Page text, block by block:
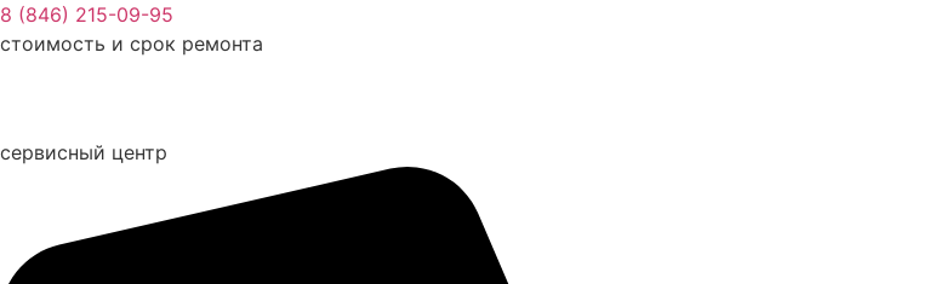
Перейти
к
8 (846) 215-09-95
стоимость и срок ремонта
сервисный центр